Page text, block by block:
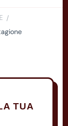
/
TUA